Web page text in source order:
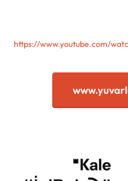
https://www.youtube.com/